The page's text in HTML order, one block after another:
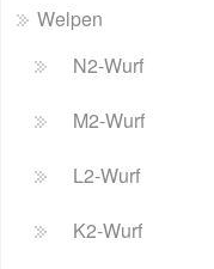
Welpen
N2-Wurf
M2-Wurf
L2-Wurf
K2-Wurf